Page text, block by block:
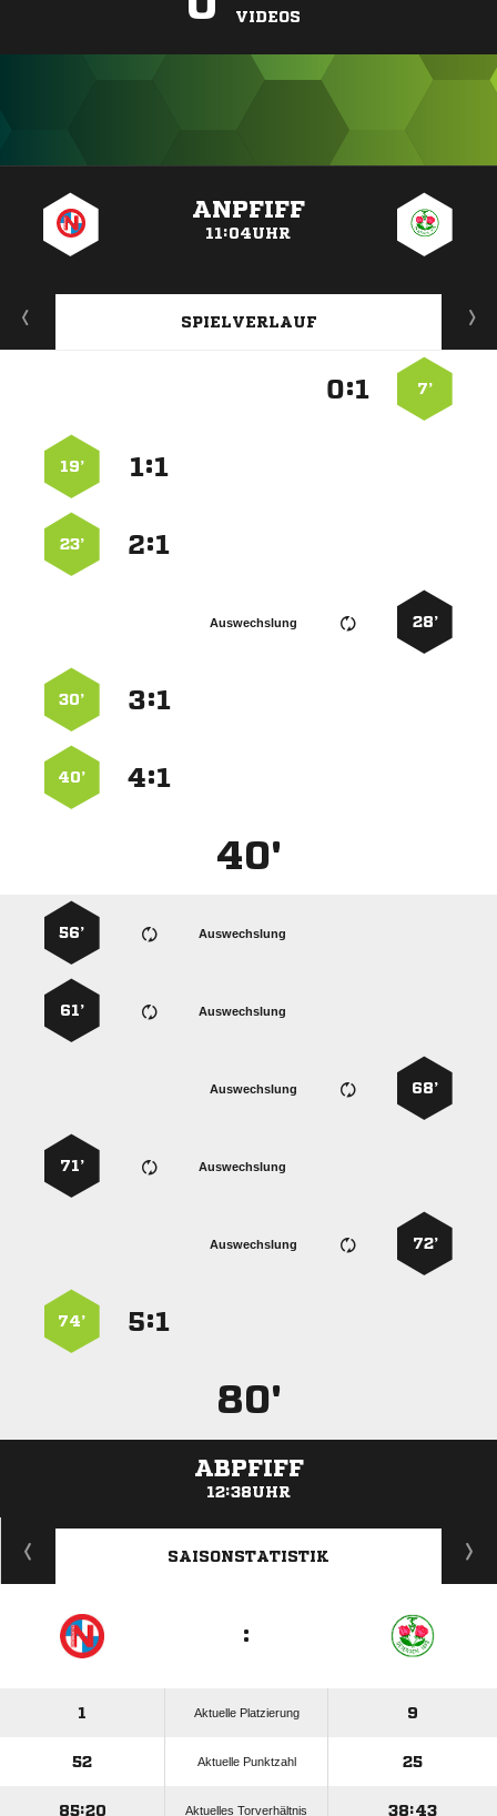
VIDEOS
ANPFIFF
11:04UHR
SPIELVERLAUF
7’
:
:
19’
:
23’
28’
Auswechslung
:
30’
:
40’
40'
Auswechslung
56’
Auswechslung
61’
68’
Auswechslung
Auswechslung
71’
72’
Auswechslung
:
74’
80'
ABPFIFF
12:38UHR
ANZEIGE
SAISONSTATISTIK
:
1 Aktuelle Platzierung 9
52 Aktuelle Punktzahl 25
85:20 Aktuelles Torverhältnis 38:43